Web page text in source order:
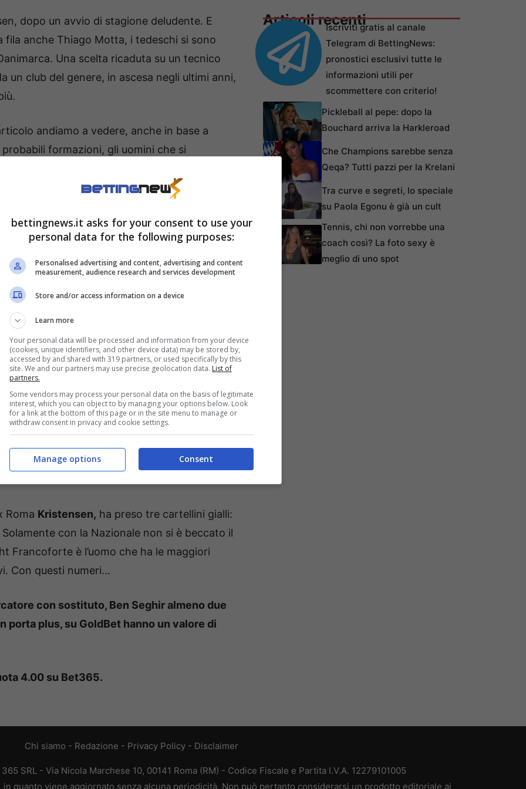
dopo un avvio di stagione deludente. E
anche Thiago Motta, i tedeschi si sono
Una scelta ricaduta su un tecnico
un club del genere, in ascesa negli ultimi anni,
andiamo a vedere, anche in base a
formazioni, gli uomini che si
Eintracht: le scelte
due gol in tre partite in due partite,Schickè
favoriti, che può svolgere un ruolo
almeno sulla carta dovrebbe essere così
per lavorare, è il nostro uomo.
nel corso delle ultime ore di mercato,
una maglia da titolare. Il giocatore prelevato
ha le carte in regola per centrare almeno
eventuale sostituto). L’anno scorso in
media di 1,8 tiri a partita. E trattandosi
e farsi conoscere con qualche tiro dalla
attenzione. Dall’altro lato, invece, occhio a
dall’assist nella gara contro l’Hoffenheim. Ci
Roma Kristensen, ha preso tre cartellini gialli:
con la Nazionale non si è beccato il
Francoforte è l’uomo che ha le maggiori
Con questi numeri…
con sostituto, Ben Seghir almeno due
porta plus, su GoldBet hanno un valore di
4.00 su Bet365.
Articoli recentiIscriviti gratis al canale
Telegram di BettingNews:
pronostici esclusivi tutte le
informazioni utili per
scommettere con criterio!
Pickleball al pepe: dopo la
Bouchard arriva la Harkleroad
Che Champions sarebbe senza
Qeqa? Tutti pazzi per la Krelani
Tra curve e segreti, lo speciale
su Paola Egonu è già un cult
Tennis, chi non vorrebbe una
coach così? La foto sexy è
meglio di uno spot
Chi siamo - Redazione - Privacy Policy - Disclaimer
SRL - Via Nicola Marchese 10, 00141 Roma (RM) - Codice Fiscale e Partita I.V.A. 12279101005
quanto viene aggiornato senza alcuna periodicità. Non può pertanto considerarsi un prodotto editoriale ai
bettingnews.it asks for your consent to use your
personal data for the following purposes:
Personalised advertising and content, advertising and content
measurement, audience research and services development
Store and/or access information on a device
Learn more
Your personal data will be processed and information from your device
(cookies, unique identifiers, and other device data) may be stored by,
accessed by and shared with 319 partners, or used specifically by this
site. We and our partners may use precise geolocation data. List of
partners.
Some vendors may process your personal data on the basis of legitimate
interest, which you can object to by managing your options below. Look
for a link at the bottom of this page or in the site menu to manage or
withdraw consent in privacy and cookie settings.
Consent
Manage options